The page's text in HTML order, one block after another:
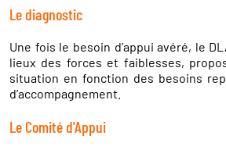
Le diagnostic
Une fois le besoin d’appui avéré, le
lieux des forces et faiblesses,
situation en fonction des besoins
d’accompagnement.
Le Comité d'Appui